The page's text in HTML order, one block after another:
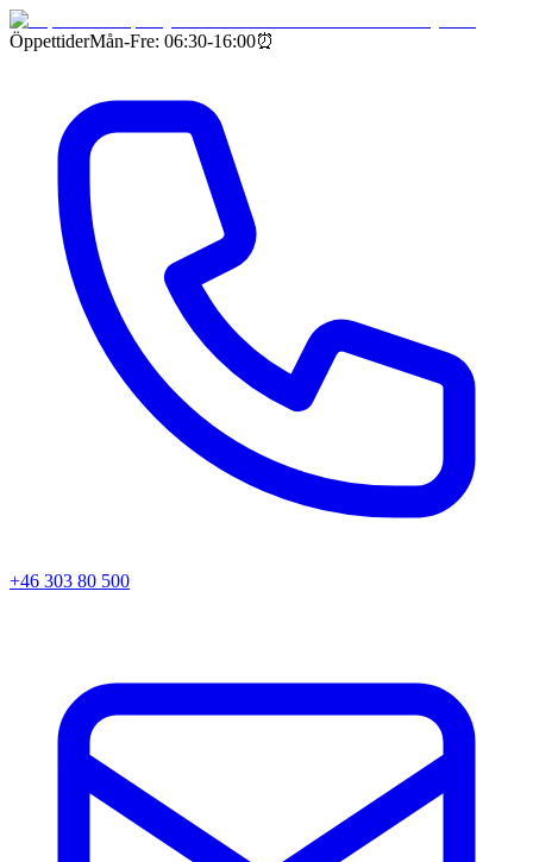
ÖppettiderMån-Fre: 06:30-16:00⏰
+46 303 80 500